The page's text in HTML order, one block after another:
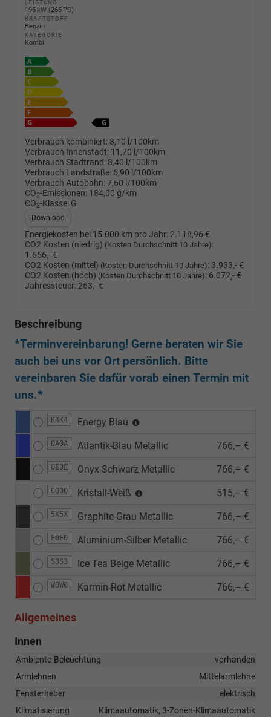
LEISTUNG
195 kW (265 PS)
KRAFTSTOFF
Benzin
KATEGORIE
Kombi
Verbrauch kombiniert: 8,10 l/100km
Verbrauch Innenstadt: 11,70 l/100km
Verbrauch Stadtrand: 8,40 l/100km
Verbrauch Landstraße: 6,90 l/100km
Verbrauch Autobahn:7,60 l/100km
CO2-Emissionen: 184,00 g/km
CO2-Klasse: G
Download
Energiekosten bei 15.000 km pro Jahr: 2.118,96 €
CO2 Kosten (niedrig) (Kosten Durchschnitt 10 Jahre):
1.656,- €
CO2 Kosten (mittel) (Kosten Durchschnitt 10 Jahre): 3.933,- €
CO2 Kosten (hoch) (Kosten Durchschnitt 10 Jahre): 6.072,- €
Jahressteuer: 263,- €
Beschreibung
*Terminvereinbarung! Gerne beraten wir Sie
auch bei uns vor Ort persönlich. Bitte
vereinbaren Sie dafür vorab einen Termin mit
uns.*
K4K4 Energy Blau
0A0A Atlantik-Blau Metallic 766,– €
0E0E Onyx-Schwarz Metallic 766,– €
0Q0Q Kristall-Weiß 515,– €
5X5X Graphite-Grau Metallic 766,– €
F0F0 Aluminium-Silber Metallic 766,– €
S3S3 Ice Tea Beige Metallic 766,– €
W0W0 Karmin-Rot Metallic 766,– €
Allgemeines
Innen
Ambiente-Beleuchtung
vorhanden
Armlehnen
Mittelarmlehne
Fensterheber
elektrisch
Klimatisierung
Klimaautomatik, 3-Zonen-Klimaautomatik